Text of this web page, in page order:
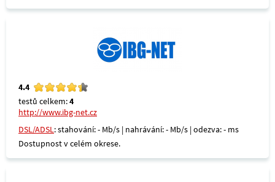
4.4
testů celkem:4
http://www.ibg-net.cz
DSL/ADSL: stahování: - Mb/s | nahrávání: - Mb/s | odezva: - ms
Dostupnost v celém okrese.